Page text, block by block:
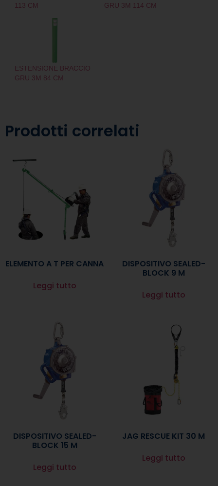
113 CM
GRU 3M 114 CM
ESTENSIONE BRACCIO
GRU 3M 84 CM
Prodotti correlati
ELEMENTO A T PER CANNA
Leggi tutto
DISPOSITIVO SEALED-
BLOCK 9 M
Leggi tutto
DISPOSITIVO SEALED-
BLOCK 15 M
Leggi tutto
JAG RESCUE KIT 30 M
Leggi tutto